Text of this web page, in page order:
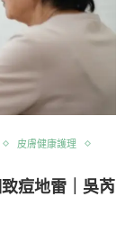
皮膚健康護理
痘地雷｜吳芮